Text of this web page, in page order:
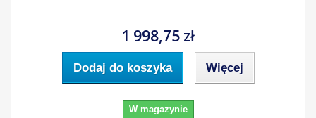
1 998,75 zł
Dodaj do koszyka Więcej
W magazynie